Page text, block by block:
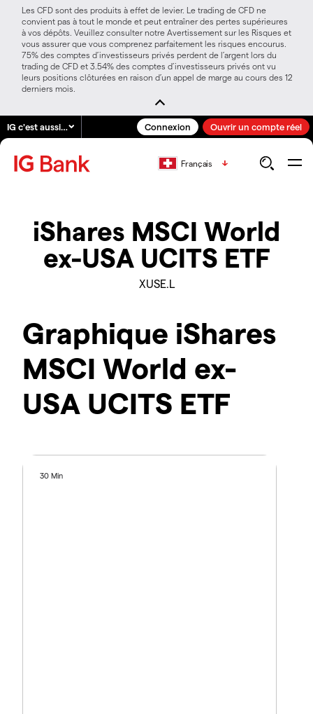
Les CFD sont des produits à effet de levier. Le trading de CFD ne
convient pas à tout le monde et peut entraîner des pertes supérieures
à vos dépôts. Veuillez consulter notre Avertissement sur les Risques et
vous assurer que vous comprenez parfaitement les risques encourus.
75% des comptes d’investisseurs privés perdent de l’argent lors du
trading de CFD et 3.54% des comptes d’investisseurs privés ont vu
leurs positions clôturées en raison d’un appel de marge au cours des 12
derniers mois.
IG c'est aussi… Connexion Ouvrir un compte réel
Français
iShares MSCI World
ex-USA UCITS ETF
XUSE.L
Graphique iShares
MSCI World ex-
USA UCITS ETF
30 Min